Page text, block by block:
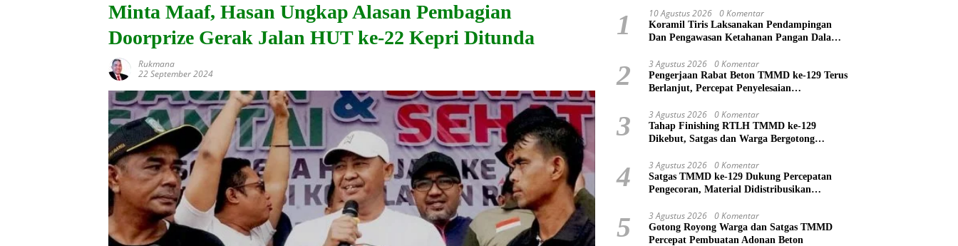
Minta Maaf, Hasan Ungkap Alasan Pembagian
Doorprize Gerak Jalan HUT ke-22 Kepri Ditunda
Rukmana
22 September 2024
1 10 Agustus 2026 0 Komentar
Koramil Tiris Laksanakan Pendampingan
Dan Pengawasan Ketahanan Pangan Dalam
2 3 Agustus 2026 0 Komentar
Pengerjaan Rabat Beton TMMD ke-129 Terus
Berlanjut, Percepat Penyelesaian
3 3 Agustus 2026 0 Komentar
Tahap Finishing RTLH TMMD ke-129
Dikebut, Satgas dan Warga Bergotong
4 3 Agustus 2026 0 Komentar
Satgas TMMD ke-129 Dukung Percepatan
Pengecoran, Material Didistribusikan
5 3 Agustus 2026 0 Komentar
Gotong Royong Warga dan Satgas TMMD
Percepat Pembuatan Adonan Beton